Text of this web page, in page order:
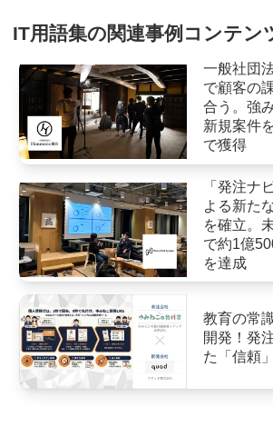
IT用語集の関連事例コンテン
一般社団
で顧客の
合う。強
新規案件
で獲得
「発注ナ
よる新た
を確立。
で約1億
を達成
教育の常
開発！発
た「信頼